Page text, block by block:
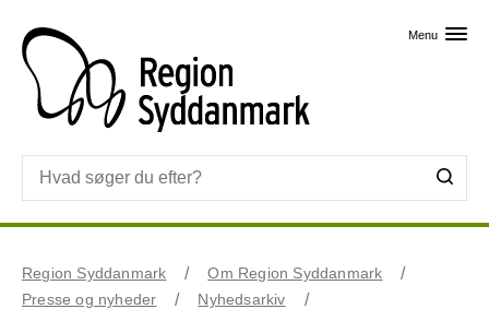
Menu
Region Syddanmark
Om Region Syddanmark
Presse og nyheder
Nyhedsarkiv